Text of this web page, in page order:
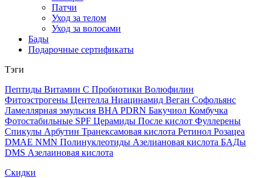
Патчи
Уход за телом
Уход за волосами
Бады
Подарочные сертификаты
Тэги
Пептиды Витамин С Пробиотики Волюфилин
Фитоэстрогены Центелла Ниацинамид Веган Софольянс
Ламеллярная эмульсия BHA PDRN Бакучиол Комбучка
Фотостабильные SPF Церамиды После кислот Фуллерены
Спикулы Арбутин Транексамовая кислота Ретинол Розацеа
DMAE NMN Полинуклеотиды Азелиановая кислота БАДы
DMS Азелаиновая кислота
Скидки